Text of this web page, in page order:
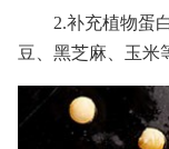
2.补充植物蛋
豆、黑芝麻、玉米